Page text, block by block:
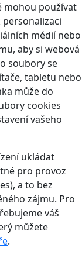
mohou používat
médií nebo
aby si webová
soubory se
tabletu nebo
může do
cookies
vašeho
ukládat
pro provoz
a to bez
zájmu. Pro
váš
můžete
.